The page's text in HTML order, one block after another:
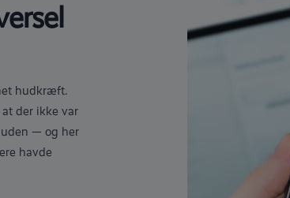
hudkræft.
der ikke var
— og her
havde